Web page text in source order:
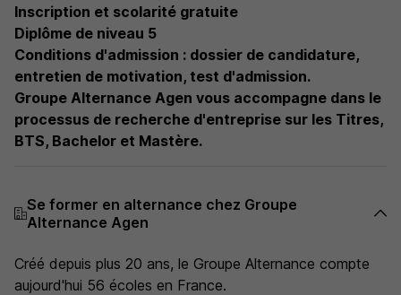
Inscription et scolarité gratuite
Diplôme de niveau 5
Conditions d'admission : dossier de candidature,
entretien de motivation, test d'admission.
Groupe Alternance Agen vous accompagne dans le
processus de recherche d'entreprise sur les Titres,
BTS, Bachelor et Mastère.
Se former en alternance chez Groupe
Alternance Agen
Créé depuis plus 20 ans, le Groupe Alternance compte
aujourd'hui 56 écoles en France.